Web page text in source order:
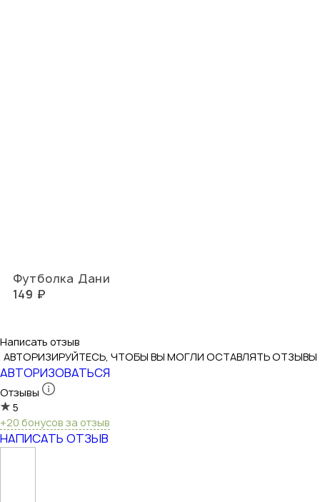
Футболка Дани
149 ₽
Написать отзыв
АВТОРИЗИРУЙТЕСЬ, ЧТОБЫ ВЫ МОГЛИ ОСТАВЛЯТЬ ОТЗЫВЫ
АВТОРИЗОВАТЬСЯ
Отзывы
5
+20 бонусов за отзыв
НАПИСАТЬ ОТЗЫВ